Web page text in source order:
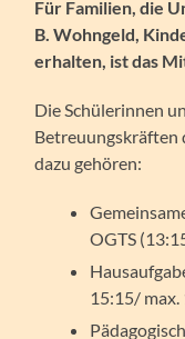
Für Familien, die
B. Wohngeld,
erhalten, ist das
Die Schülerinnen
Betreuungskräften
dazu gehören:
OGTS
15:15/